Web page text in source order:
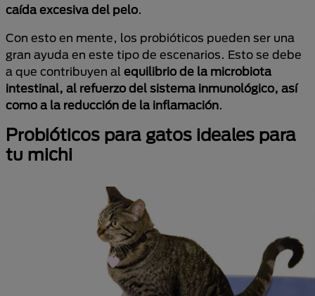
caída excesiva del pelo.
Con esto en mente, los probióticos pueden ser una
gran ayuda en este tipo de escenarios. Esto se debe
a que contribuyen al equilibrio de la microbiota
intestinal, al refuerzo del sistema inmunológico, así
como a la reducción de la inflamación.
Probióticos para gatos ideales para
tu michi